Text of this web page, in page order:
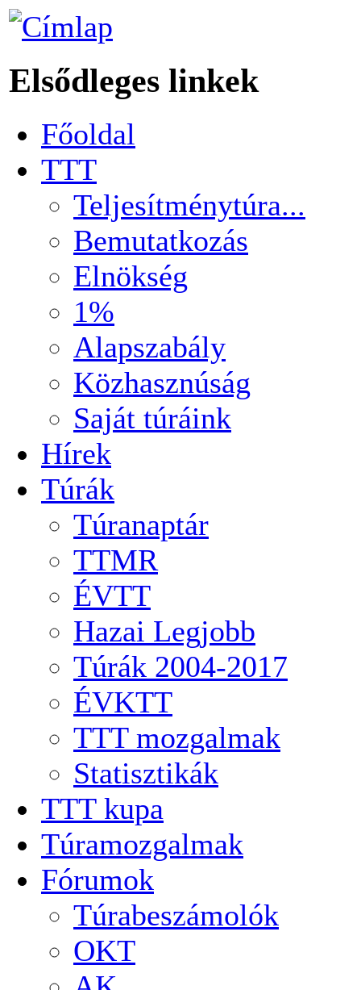
Elsődleges linkek
Főoldal
TTT
Teljesítménytúra...
Bemutatkozás
Elnökség
1%
Alapszabály
Közhasznúság
Saját túráink
Hírek
Túrák
Túranaptár
TTMR
ÉVTT
Hazai Legjobb
Túrák 2004-2017
ÉVKTT
TTT mozgalmak
Statisztikák
TTT kupa
Túramozgalmak
Fórumok
Túrabeszámolók
OKT